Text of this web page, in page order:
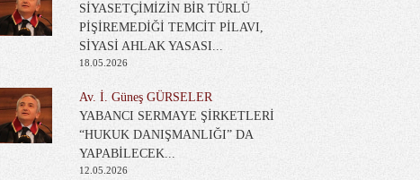
SİYASETÇİMİZİN BİR TÜRLÜ
PİŞİREMEDİĞİ TEMCİT PİLAVI,
SİYASİ AHLAK YASASI...
18.05.2026
Av. İ. Güneş GÜRSELER
YABANCI SERMAYE ŞİRKETLERİ
“HUKUK DANIŞMANLIĞI” DA
YAPABİLECEK...
12.05.2026